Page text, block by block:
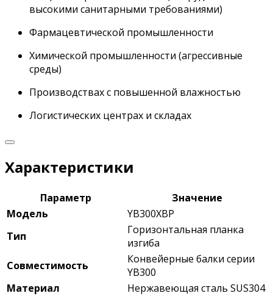
высокими санитарными требованиями)
Фармацевтической промышленности
Химической промышленности (агрессивные
среды)
Производствах с повышенной влажностью
Логистических центрах и складах
Характеристики
Параметр
Значение
Модель
YB300XBP
Тип
Горизонтальная планка
изгиба
Совместимость
Конвейерные балки серии
YB300
Материал
Нержавеющая сталь SUS304